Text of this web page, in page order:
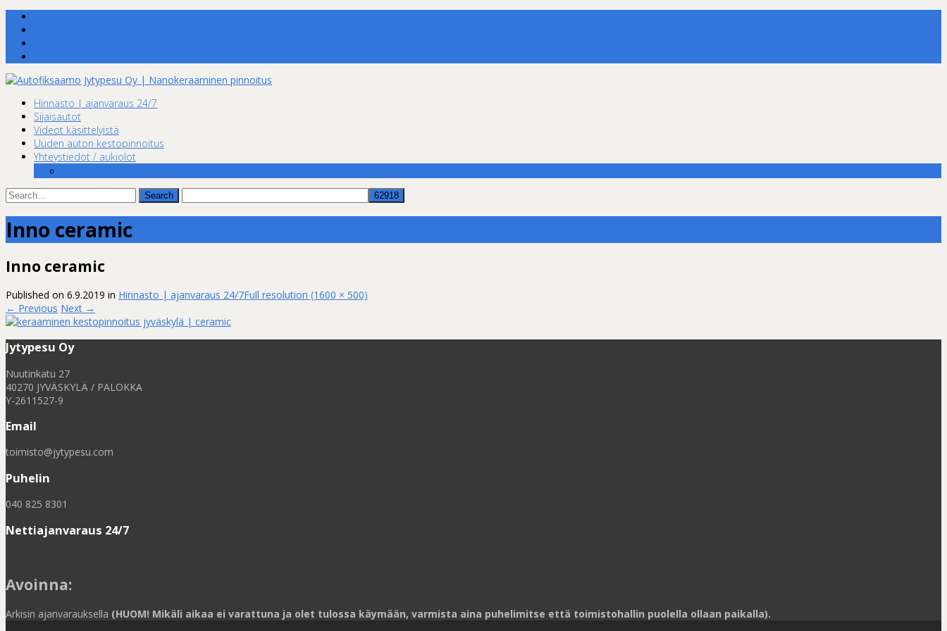
Skip
content
Hinnasto | ajanvaraus 24/7
Sijaisautot
Videot käsittelyistä
Uuden auton kestopinnoitus
Yhteystiedot / aukiolot
Search
for:
Inno ceramic
Inno ceramic
Published on 6.9.2019 in Hinnasto | ajanvaraus 24/7Full resolution (1600 × 500)
← Previous Next →
Jytypesu Oy
Nuutinkatu 27
40270 JYVÄSKYLÄ / PALOKKA
Y-2611527-9
Email
toimisto@jytypesu.com
Puhelin
040 825 8301
Nettiajanvaraus 24/7
Avoinna:
Arkisin ajanvarauksella (HUOM! Mikäli aikaa ei varattuna ja olet tulossa käymään, varmista aina puhelimitse että toimistohallin puolella ollaan paikalla).